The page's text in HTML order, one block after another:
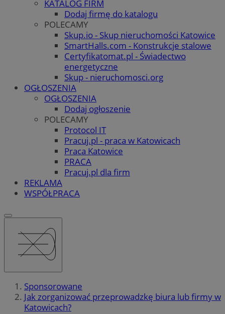
KATALOG FIRM
Dodaj firmę do katalogu
POLECAMY
Skup.io - Skup nieruchomości Katowice
SmartHalls.com - Konstrukcje stalowe
Certyfikatomat.pl - Świadectwo
energetyczne
Skup - nieruchomosci.org
OGŁOSZENIA
OGŁOSZENIA
Dodaj ogłoszenie
POLECAMY
Protocol IT
Pracuj.pl - praca w Katowicach
Praca Katowice
PRACA
Pracuj.pl dla firm
REKLAMA
WSPÓŁPRACA
Sponsorowane
Jak zorganizować przeprowadzkę biura lub firmy w
Katowicach?